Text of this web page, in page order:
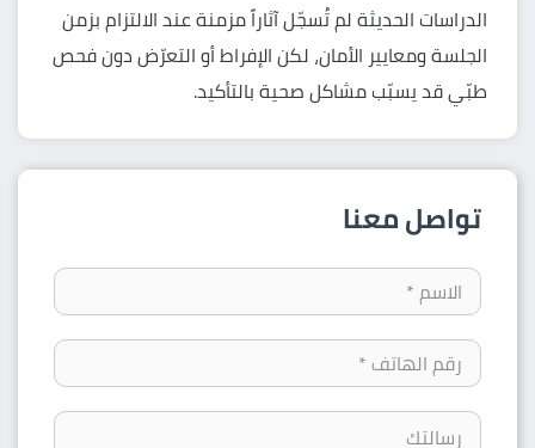
الدراسات الحديثة لم تُسجّل آثاراً مزمنة عند الالتزام بزمن
الجلسة ومعايير الأمان، لكن الإفراط أو التعرّض دون فحص
طبّي قد يسبّب مشاكل صحية بالتأكيد.
تواصل معنا